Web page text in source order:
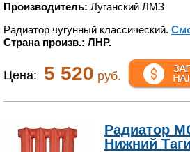
Производитель: Луганский ЛМЗ
Радиатор чугунный классический.
Страна произв.: ЛНР.
Цена: 5 520 руб.
Радиатор
Нижний